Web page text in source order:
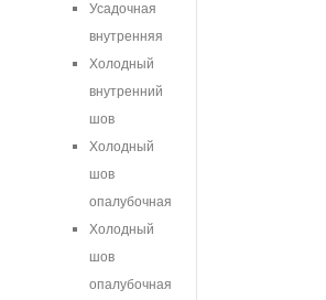
Усадочная
внутренняя
Холодный
внутренний
шов
Холодный
шов
опалубочная
Холодный
шов
опалубочная